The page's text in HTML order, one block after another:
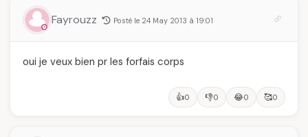
Fayrouzz Posté le 24 May 2013 à 19:01
oui je veux bien pr les forfais corps
👍0 👎0 😂0 🥰0